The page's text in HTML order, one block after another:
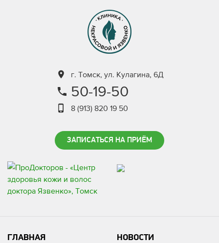
г. Томск, ул. Кулагина, 6Д
50-19-50
8 (913) 820 19 50
ГЛАВНАЯ
НОВОСТИ
ЗАПИСАТЬСЯ НА ПРИЁМ